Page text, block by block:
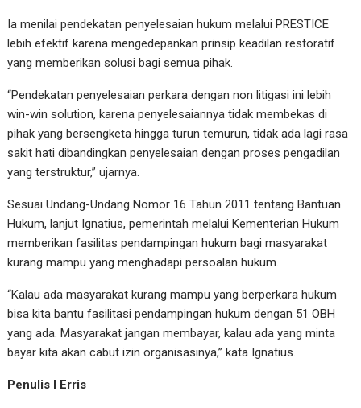
Ia menilai pendekatan penyelesaian hukum melalui PRESTICE
lebih efektif karena mengedepankan prinsip keadilan restoratif
yang memberikan solusi bagi semua pihak.
“Pendekatan penyelesaian perkara dengan non litigasi ini lebih
win-win solution, karena penyelesaiannya tidak membekas di
pihak yang bersengketa hingga turun temurun, tidak ada lagi rasa
sakit hati dibandingkan penyelesaian dengan proses pengadilan
yang terstruktur,” ujarnya.
Sesuai Undang-Undang Nomor 16 Tahun 2011 tentang Bantuan
Hukum, lanjut Ignatius, pemerintah melalui Kementerian Hukum
memberikan fasilitas pendampingan hukum bagi masyarakat
kurang mampu yang menghadapi persoalan hukum.
“Kalau ada masyarakat kurang mampu yang berperkara hukum
bisa kita bantu fasilitasi pendampingan hukum dengan 51 OBH
yang ada. Masyarakat jangan membayar, kalau ada yang minta
bayar kita akan cabut izin organisasinya,” kata Ignatius.
Penulis I Erris